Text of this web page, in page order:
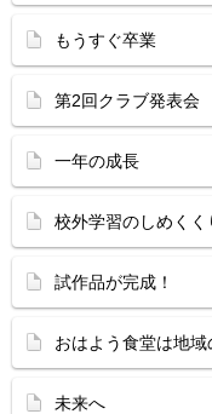
もうすぐ卒業
第2回クラブ発表会
一年の成長
校外学習のしめくく
試作品が完成！
おはよう食堂は地
未来へ